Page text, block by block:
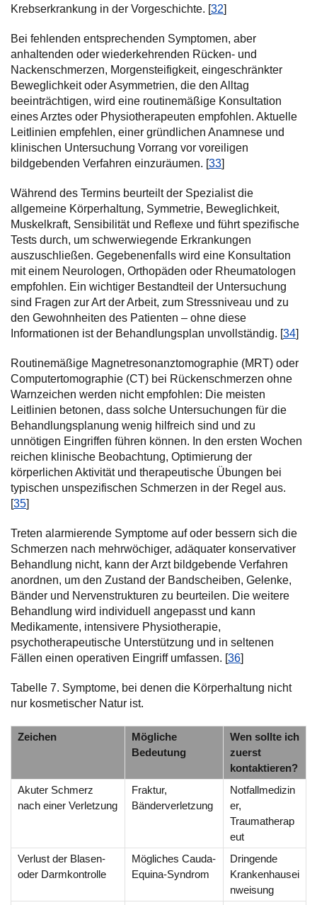
Krebserkrankung in der Vorgeschichte. [32]
Bei fehlenden entsprechenden Symptomen, aber
anhaltenden oder wiederkehrenden Rücken- und
Nackenschmerzen, Morgensteifigkeit, eingeschränkter
Beweglichkeit oder Asymmetrien, die den Alltag
beeinträchtigen, wird eine routinemäßige Konsultation
eines Arztes oder Physiotherapeuten empfohlen. Aktuelle
Leitlinien empfehlen, einer gründlichen Anamnese und
klinischen Untersuchung Vorrang vor voreiligen
bildgebenden Verfahren einzuräumen. [33]
Während des Termins beurteilt der Spezialist die
allgemeine Körperhaltung, Symmetrie, Beweglichkeit,
Muskelkraft, Sensibilität und Reflexe und führt spezifische
Tests durch, um schwerwiegende Erkrankungen
auszuschließen. Gegebenenfalls wird eine Konsultation
mit einem Neurologen, Orthopäden oder Rheumatologen
empfohlen. Ein wichtiger Bestandteil der Untersuchung
sind Fragen zur Art der Arbeit, zum Stressniveau und zu
den Gewohnheiten des Patienten – ohne diese
Informationen ist der Behandlungsplan unvollständig. [34]
Routinemäßige Magnetresonanztomographie (MRT) oder
Computertomographie (CT) bei Rückenschmerzen ohne
Warnzeichen werden nicht empfohlen: Die meisten
Leitlinien betonen, dass solche Untersuchungen für die
Behandlungsplanung wenig hilfreich sind und zu
unnötigen Eingriffen führen können. In den ersten Wochen
reichen klinische Beobachtung, Optimierung der
körperlichen Aktivität und therapeutische Übungen bei
typischen unspezifischen Schmerzen in der Regel aus.
[35]
Treten alarmierende Symptome auf oder bessern sich die
Schmerzen nach mehrwöchiger, adäquater konservativer
Behandlung nicht, kann der Arzt bildgebende Verfahren
anordnen, um den Zustand der Bandscheiben, Gelenke,
Bänder und Nervenstrukturen zu beurteilen. Die weitere
Behandlung wird individuell angepasst und kann
Medikamente, intensivere Physiotherapie,
psychotherapeutische Unterstützung und in seltenen
Fällen einen operativen Eingriff umfassen. [36]
Tabelle 7. Symptome, bei denen die Körperhaltung nicht
nur kosmetischer Natur ist.
Zeichen
Mögliche
Bedeutung
Wen sollte ich
zuerst
kontaktieren?
Akuter Schmerz
nach einer Verletzung
Fraktur,
Bänderverletzung
Notfallmedizin
er,
Traumatherap
eut
Verlust der Blasen-
oder Darmkontrolle
Mögliches Cauda-
Equina-Syndrom
Dringende
Krankenhausei
nweisung